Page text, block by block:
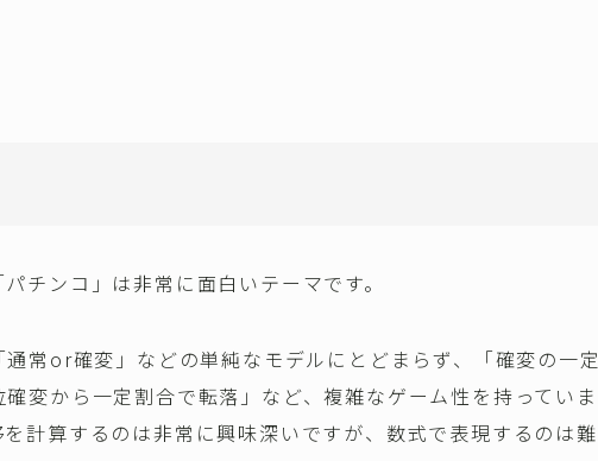
チンコ」は非常に面白いテーマです。
常or確変」などの単純なモデルにとどまらず、「確変の一定
変から一定割合で転落」など、複雑なゲーム性を持っていま
計算するのは非常に興味深いですが、数式で表現するのは難